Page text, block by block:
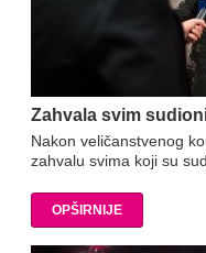
Zahvala svim
Nakon veličanstvenog
zahvalu svima koji su
OPŠIRNIJE